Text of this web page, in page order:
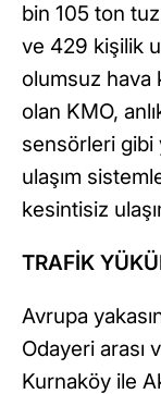
bin 105 ton
ve 429 kişilik
olumsuz hava
olan KMO,
sensörleri gibi
ulaşım
kesintisiz
TRAFİK
Avrupa
Odayeri arası
Kurnaköy ile